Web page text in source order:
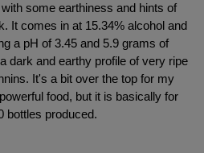
some earthiness and hints of
It comes in at 15.34% alcohol and
a pH of 3.45 and 5.9 grams of
dark and earthy profile of very ripe
It's a bit over the top for my
food, but it is basically for
bottles produced.